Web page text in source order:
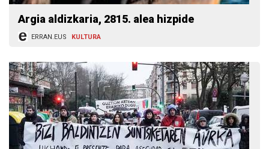
Argia aldizkaria, 2815. alea hizpide
ERRAN.EUS KULTURA